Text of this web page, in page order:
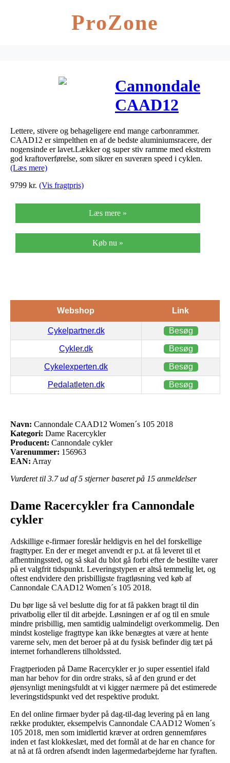
ProZone
Cannondale
CAAD12
Women´s 105
2018
Lettere, stivere og behageligere end mange carbonrammer.
CAAD12 er simpelthen en af de bedste aluminiumsracere, der
nogensinde er lavet.Lækker og super stiv ramme med ekstrem
god kraftoverførelse, som sikrer en suveræn speed i cyklen.
(Læs mere)
9799 kr. (Vis fragtpris)
Læs mere »
Køb nu »
Webshop Link
Cykelpartner.dk Besøg
Cykler.dk Besøg
Cykelexperten.dk Besøg
Pedalatleten.dk Besøg
Navn: Cannondale CAAD12 Women´s 105 2018
Kategori: Dame Racercykler
Producent: Cannondale cykler
Varenummer: 156963
EAN: Array
Vurderet til 3.7ud af 5 stjerner baseret på 15 anmeldelser
Dame Racercykler fra Cannondale
cykler
Adskillige e-firmaer foreslår heldigvis en hel del forskellige
fragttyper. En der er meget anvendt er p.t. at få leveret til et
afhentningssted, og så skal du blot gå forbi efter de bestilte varer
på et valgfrit tidspunkt. Leveringstypen er altså temmelig let, og
oftest endvidere den prisbilligste fragtløsning ved køb af
Cannondale CAAD12 Women´s 105 2018.
Du bør lige så vel beslutte dig for at få pakken bragt til din
privatbolig eller til dit arbejde. Løsningen er af og til en smule
mindre prisbillig, men samtidig ualmindeligt overkommelig. Den
mindst kostelige fragttype kan ikke benægtes at være at hente
varerne selv, men det beroer på at du fysisk befinder dig tæt på
internet forhandlerens tilholdssted.
Fragtperioden på Dame Racercykler er jo super essentiel ifald
man har behov for din ordre straks, så af den grund er det
øjensynligt meningsfuldt at vi kigger nærmere på det estimerede
leveringstidspunkt ved det respektive produkt.
En del online firmaer byder på dag-til-dag levering på en lang
række produkter, eksempelvis Cannondale CAAD12 Women´s
105 2018, men som imidlertid kræver at ordren gennemføres
inden et fast klokkeslæt, med det formål at de har en chance for
at nå at få ordren afsendt inden lagermedarbejderne har fyraften.